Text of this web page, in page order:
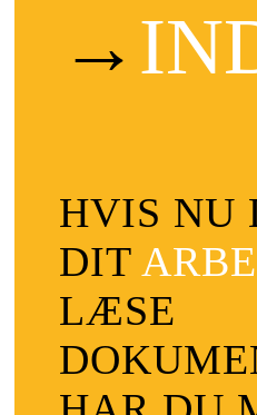
→
HVIS NU
DIT
LÆSE